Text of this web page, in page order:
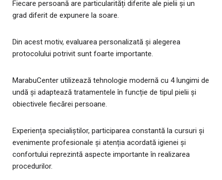
Fiecare persoană are particularități diferite ale pielii și un
grad diferit de expunere la soare.
Din acest motiv, evaluarea personalizată și alegerea
protocolului potrivit sunt foarte importante.
MarabuCenter utilizează tehnologie modernă cu 4 lungimi de
undă și adaptează tratamentele în funcție de tipul pielii și
obiectivele fiecărei persoane.
Experiența specialiștilor, participarea constantă la cursuri și
evenimente profesionale și atenția acordată igienei și
confortului reprezintă aspecte importante în realizarea
procedurilor.